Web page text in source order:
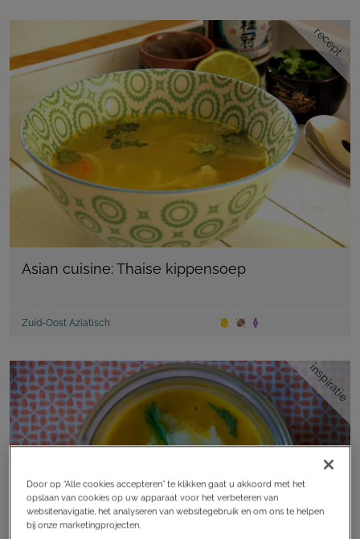
recept
Asian cuisine: Thaise kippensoep
Zuid-Oost Aziatisch
inspiratie
Door op “Alle cookies accepteren” te klikken gaat u akkoord met het
opslaan van cookies op uw apparaat voor het verbeteren van
websitenavigatie, het analyseren van websitegebruik en om ons te helpen
bij onze marketingprojecten.